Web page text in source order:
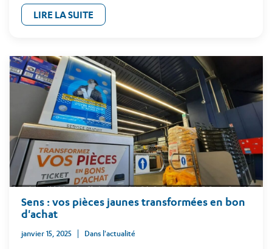
LIRE LA SUITE
Sens : vos pièces jaunes transformées en bon
d'achat
janvier 15, 2025 Dans l'actualité